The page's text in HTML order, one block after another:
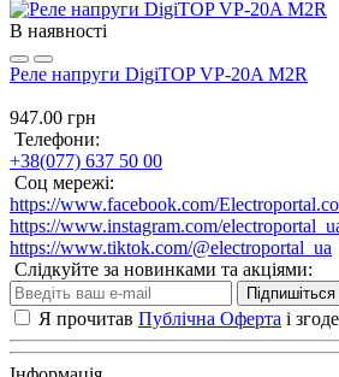
В наявності
Реле напруги DigiTOP VP-20A M2R
947.00 грн
Телефони:
+38(077) 637 50 00
Соц мережі:
https://www.facebook.com/
https://www.instagram.com/
https://www.tiktok.com/@electroportal_ua
Слідкуйте за новинками та акціями:
Підпишіться
Я прочитав Публічна Оферта і